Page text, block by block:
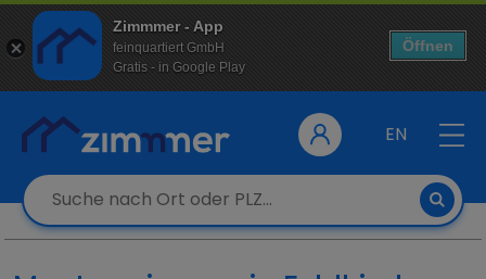
Zimmmer - App
feinquartiert GmbH
Gratis - in Google Play
Öffnen
EN